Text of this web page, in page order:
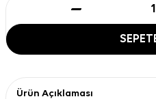
Ürün Açıklaması